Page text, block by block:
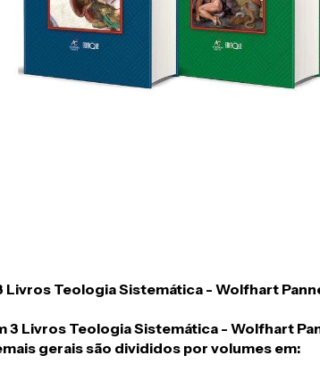
Livros Teologia Sistemática - Wolfhart
3 Livros Teologia Sistemática - Wolfhart
gerais são divididos por volumes em: